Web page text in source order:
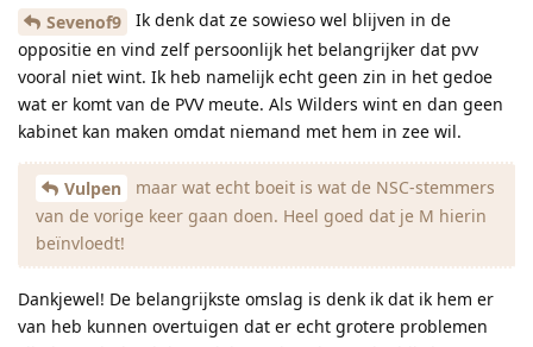
Sevenof9
Ik denk dat ze sowieso wel blijven in de
oppositie en vind zelf persoonlijk het belangrijker dat pvv
vooral niet wint. Ik heb namelijk echt geen zin in het gedoe
wat er komt van de PVV meute. Als Wilders wint en dan geen
kabinet kan maken omdat niemand met hem in zee wil.
Vulpen
maar wat echt boeit is wat de NSC-stemmers
van de vorige keer gaan doen. Heel goed dat je M hierin
beïnvloedt!
Dankjewel! De belangrijkste omslag is denk ik dat ik hem er
van heb kunnen overtuigen dat er echt grotere problemen